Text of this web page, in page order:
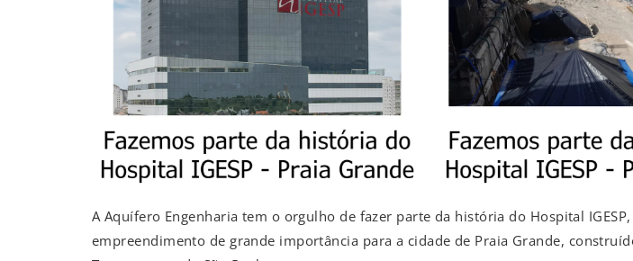
A Aquífero Engenharia tem o orgulho de fazer parte da história do Hospital
empreendimento de grande importância para a cidade de Praia Grande,